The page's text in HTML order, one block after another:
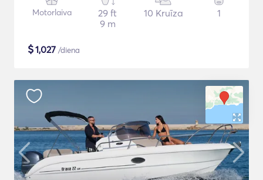
Motorlaiva
29 ft
9 m
10 Kruīza 1
$1,027 /diena